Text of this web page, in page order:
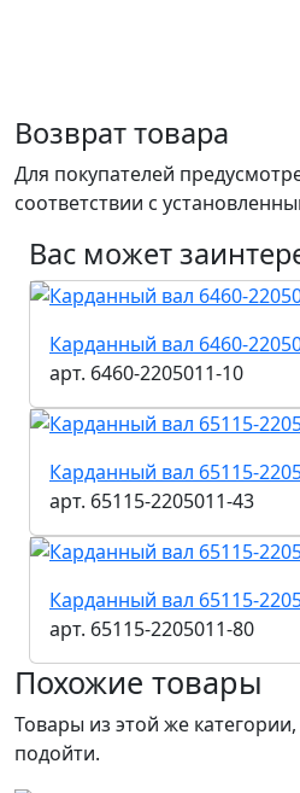
Возврат товара
Для покупателей
соответствии с
Вас может
Карданный вал 6460-
арт. 6460-2205011-10
Карданный вал 65115-
арт. 65115-2205011-43
Карданный вал 65115-
арт. 65115-2205011-80
Похожие товары
Товары из этой же
подойти.